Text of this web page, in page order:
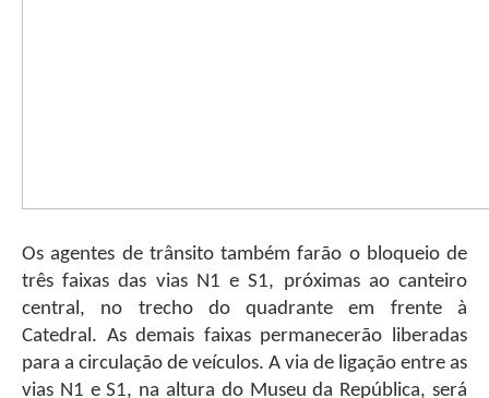
Os agentes de trânsito também farão o bloqueio de
três faixas das vias N1 e S1, próximas ao canteiro
central, no trecho do quadrante em frente à
Catedral. As demais faixas permanecerão liberadas
para a circulação de veículos. A via de ligação entre as
vias N1 e S1, na altura do Museu da República, será